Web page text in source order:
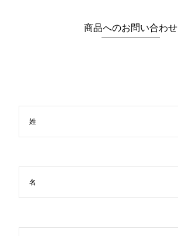
商品へのお問い合わせ